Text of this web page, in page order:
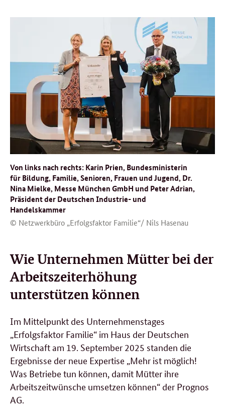
Von links nach rechts: Karin Prien, Bundesministerin
für Bildung, Familie, Senioren, Frauen und Jugend, Dr.
Nina Mielke, Messe München GmbH und Peter Adrian,
Präsident der Deutschen Industrie- und
Handelskammer
© Netzwerkbüro „Erfolgsfaktor Familie“/ Nils Hasenau
Wie Unternehmen Mütter bei der
Arbeitszeiterhöhung
unterstützen können
Im Mittelpunkt des Unternehmenstages
„Erfolgsfaktor Familie“ im Haus der Deutschen
Wirtschaft am 19. September 2025 standen die
Ergebnisse der neue Expertise „Mehr ist möglich!
Was Betriebe tun können, damit Mütter ihre
Arbeitszeitwünsche umsetzen können“ der Prognos
AG.